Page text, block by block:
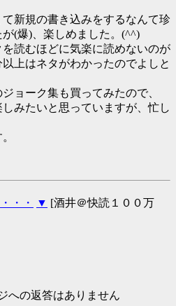
新規の書き込みをするなんて珍
(爆)、楽しめました。(^^)
読むほどに気楽に読めないのが
上はネタがわかったのでよしと
ョーク集も買ってみたので、
みたいと思っていますが、忙し
・・ ▼ [酒井＠快読１００万
への返答はありません